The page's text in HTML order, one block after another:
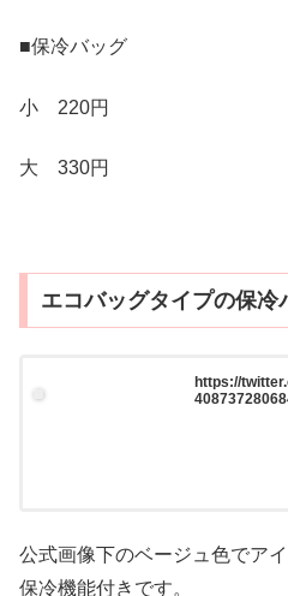
■保冷バッグ
小 220円
大 330円
エコバッグタイプの保
https://
公式画像下のベージュ色でア
保冷機能付きです。